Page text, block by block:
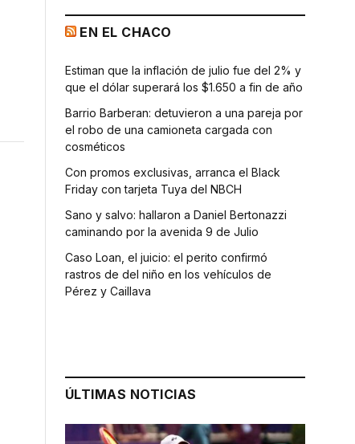
EN EL CHACO
Estiman que la inflación de julio fue del 2% y
que el dólar superará los $1.650 a fin de año
Barrio Barberan: detuvieron a una pareja por
el robo de una camioneta cargada con
cosméticos
Con promos exclusivas, arranca el Black
Friday con tarjeta Tuya del NBCH
Sano y salvo: hallaron a Daniel Bertonazzi
caminando por la avenida 9 de Julio
Caso Loan, el juicio: el perito confirmó
rastros de del niño en los vehículos de
Pérez y Caillava
ÚLTIMAS NOTICIAS